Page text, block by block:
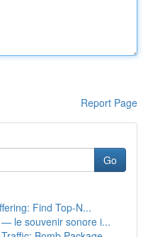
Report Page
Go
Find Top-N...
le souvenir sonore i...